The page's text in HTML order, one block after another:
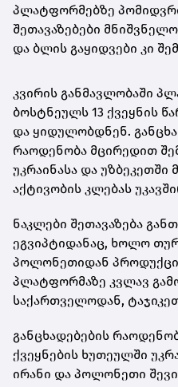
პლატფორმებზე
შეთავაზებები
და ბლის გაყიდვები კი
კვირის განმავლობაში
ბოსტნეულს 13 ქვეყნის
და ყიდულობდნენ.
რაოდენობა მცირედით
უკრაინასა და
აქტივობის კლებას
ნაკლები შეთავაზება
ეგვიპტიდანაც, ხოლო
პოლონეთიდან
პლატფორმაზე კვლავ
საქართველოდან,
განცხადებების
ქვეყნების ხუთეულში
ირანი და პოლონეთი